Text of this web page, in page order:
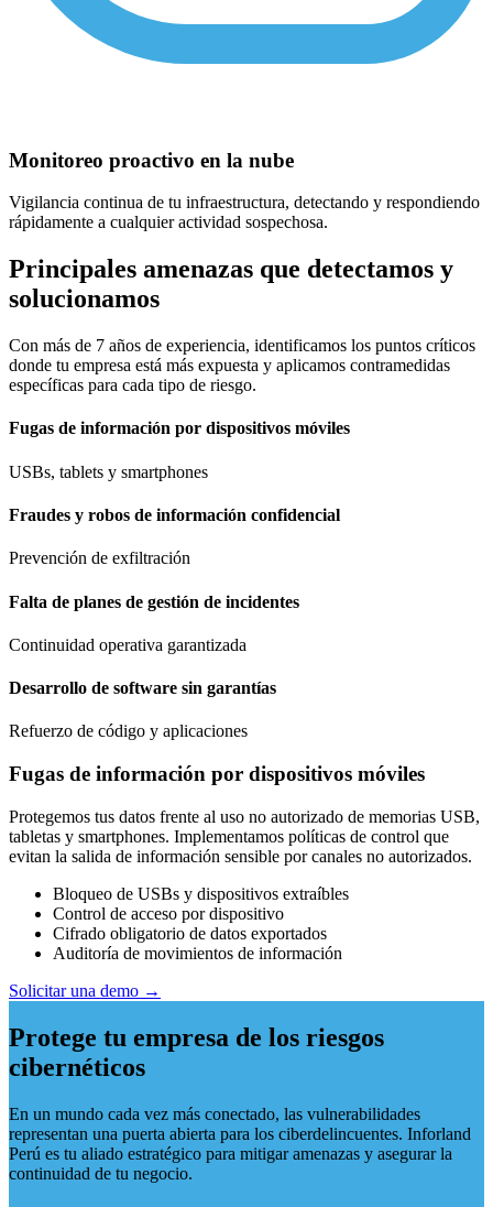
Monitoreo proactivo en la nube
Vigilancia continua de tu infraestructura, detectando y respondiendo
rápidamente a cualquier actividad sospechosa.
Principales amenazas que detectamos y
solucionamos
Con más de 7 años de experiencia, identificamos los puntos críticos
donde tu empresa está más expuesta y aplicamos contramedidas
específicas para cada tipo de riesgo.
Fugas de información por dispositivos móviles
USBs, tablets y smartphones
Fraudes y robos de información confidencial
Prevención de exfiltración
Falta de planes de gestión de incidentes
Continuidad operativa garantizada
Desarrollo de software sin garantías
Refuerzo de código y aplicaciones
Fugas de información por dispositivos móviles
Protegemos tus datos frente al uso no autorizado de memorias USB,
tabletas y smartphones. Implementamos políticas de control que
evitan la salida de información sensible por canales no autorizados.
Bloqueo de USBs y dispositivos extraíbles
Control de acceso por dispositivo
Cifrado obligatorio de datos exportados
Auditoría de movimientos de información
Solicitar una demo →
Protege tu empresa de los riesgos
cibernéticos
En un mundo cada vez más conectado, las vulnerabilidades
representan una puerta abierta para los ciberdelincuentes. Inforland
Perú es tu aliado estratégico para mitigar amenazas y asegurar la
continuidad de tu negocio.